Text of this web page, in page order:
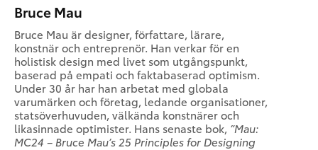
Bruce Mau
Bruce Mau är designer, författare, lärare,
konstnär och entreprenör. Han verkar för en
holistisk design med livet som utgångspunkt,
baserad på empati och faktabaserad optimism.
Under 30 år har han arbetat med globala
varumärken och företag, ledande organisationer,
statsöverhuvuden, välkända konstnärer och
likasinnade optimister. Hans senaste bok, ”Mau:
MC24 – Bruce Mau’s 25 Principles for Designing